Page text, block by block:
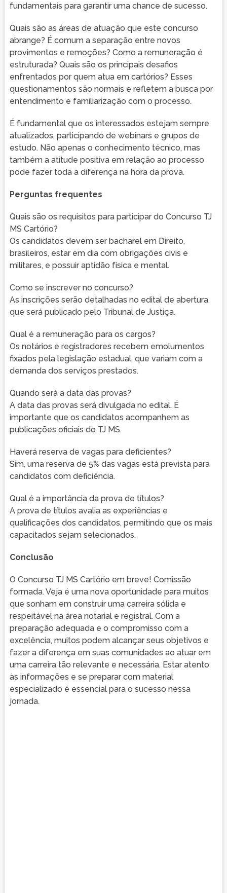
fundamentais para garantir uma chance de sucesso.
Quais são as áreas de atuação que este concurso
abrange? É comum a separação entre novos
provimentos e remoções? Como a remuneração é
estruturada? Quais são os principais desafios
enfrentados por quem atua em cartórios? Esses
questionamentos são normais e refletem a busca por
entendimento e familiarização com o processo.
É fundamental que os interessados estejam sempre
atualizados, participando de webinars e grupos de
estudo. Não apenas o conhecimento técnico, mas
também a atitude positiva em relação ao processo
pode fazer toda a diferença na hora da prova.
Perguntas frequentes
Quais são os requisitos para participar do Concurso TJ
MS Cartório?
Os candidatos devem ser bacharel em Direito,
brasileiros, estar em dia com obrigações civis e
militares, e possuir aptidão física e mental.
Como se inscrever no concurso?
As inscrições serão detalhadas no edital de abertura,
que será publicado pelo Tribunal de Justiça.
Qual é a remuneração para os cargos?
Os notários e registradores recebem emolumentos
fixados pela legislação estadual, que variam com a
demanda dos serviços prestados.
Quando será a data das provas?
A data das provas será divulgada no edital. É
importante que os candidatos acompanhem as
publicações oficiais do TJ MS.
Haverá reserva de vagas para deficientes?
Sim, uma reserva de 5% das vagas está prevista para
candidatos com deficiência.
Qual é a importância da prova de títulos?
A prova de títulos avalia as experiências e
qualificações dos candidatos, permitindo que os mais
capacitados sejam selecionados.
Conclusão
O Concurso TJ MS Cartório em breve! Comissão
formada. Veja é uma nova oportunidade para muitos
que sonham em construir uma carreira sólida e
respeitável na área notarial e registral. Com a
preparação adequada e o compromisso com a
excelência, muitos podem alcançar seus objetivos e
fazer a diferença em suas comunidades ao atuar em
uma carreira tão relevante e necessária. Estar atento
às informações e se preparar com material
especializado é essencial para o sucesso nessa
jornada.